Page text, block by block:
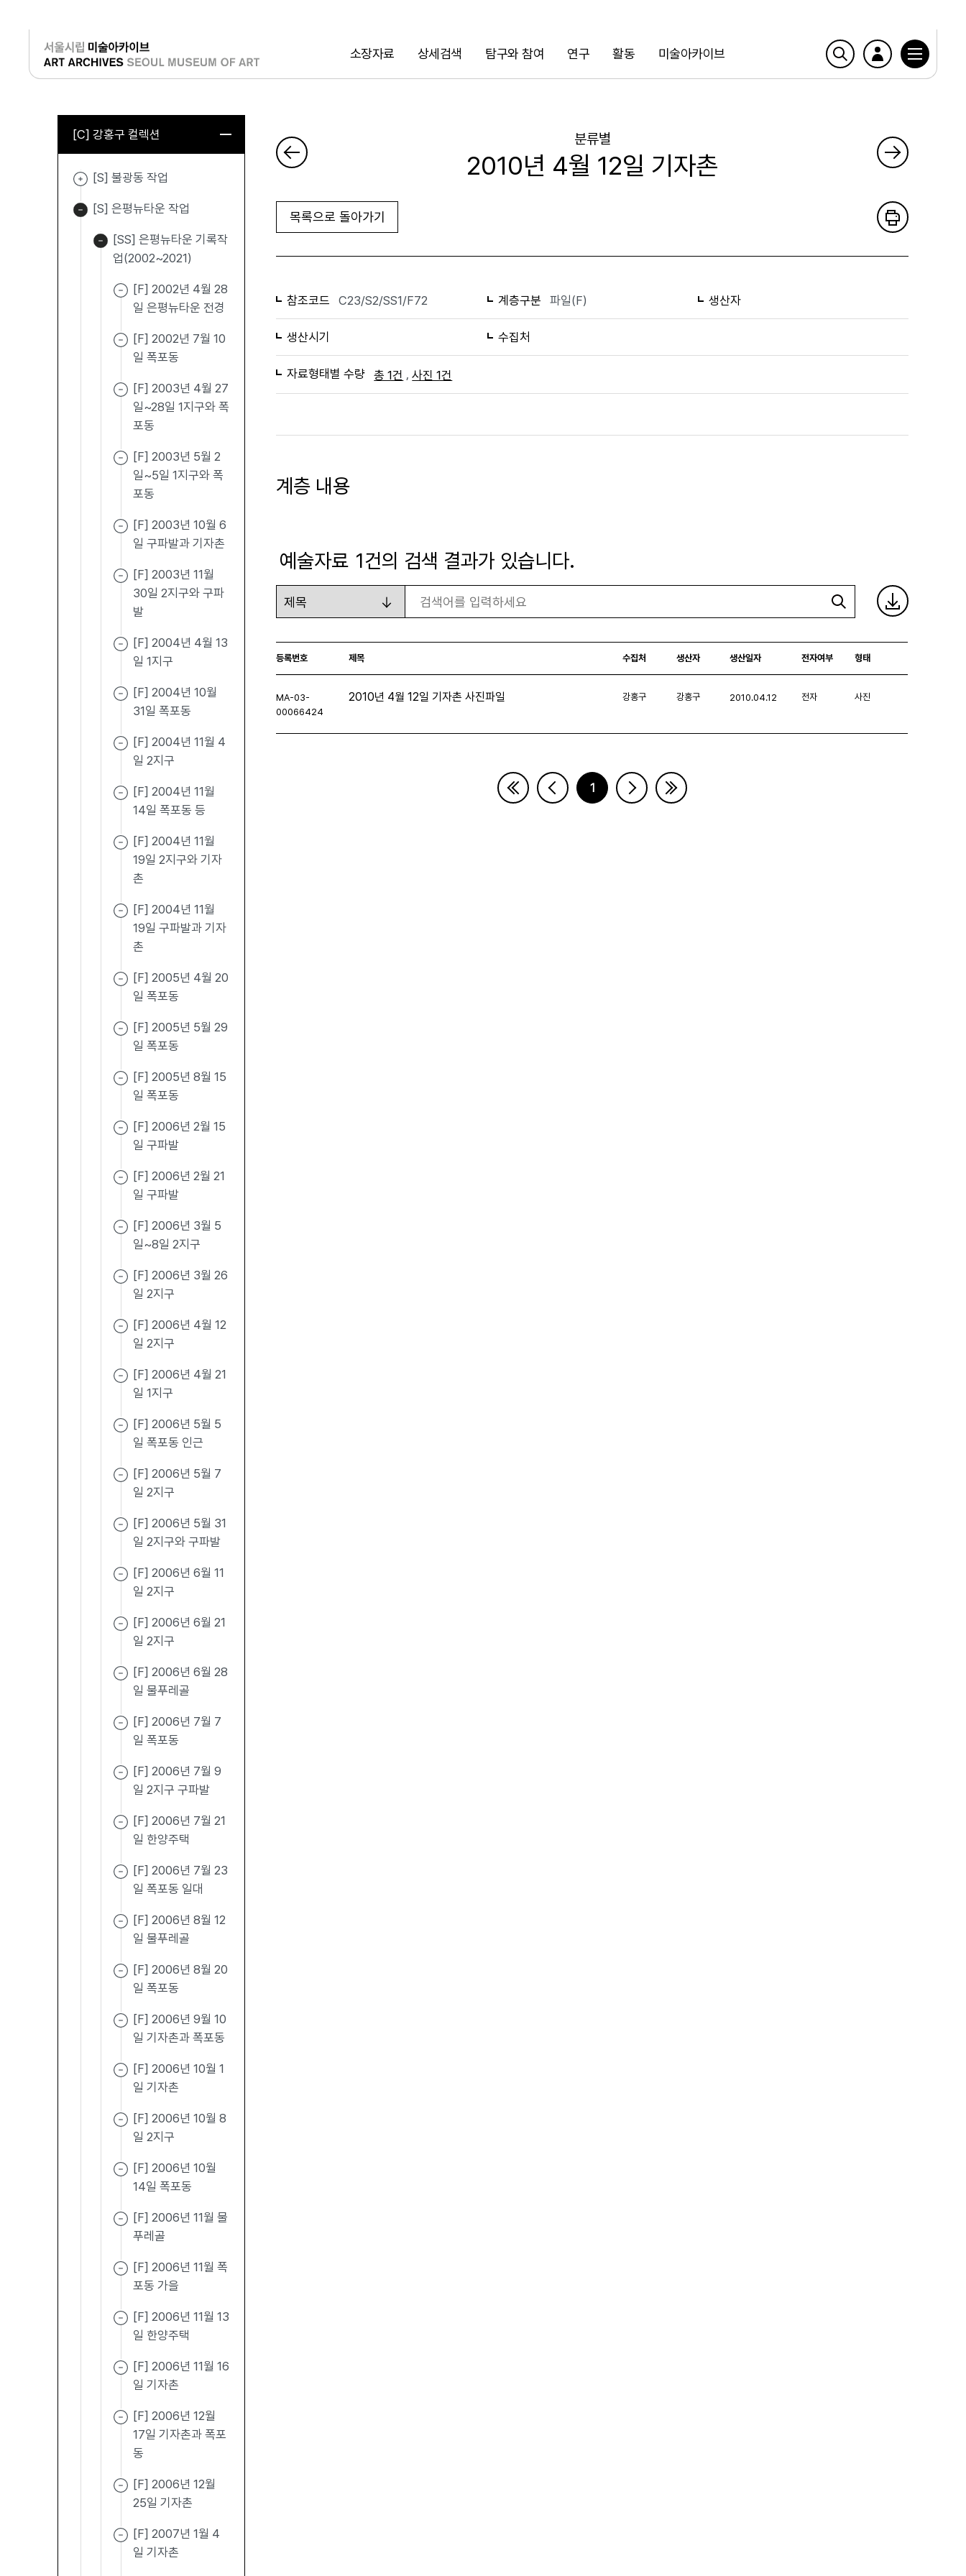
소장자료 상세검색 탐구와 참여 연구 활동 미술아카이브
검색
로그인
[C] 강홍구 컬렉션
[S] 불광동 작업
[S] 은평뉴타운 작업
[SS] 은평뉴타운 기록작
업(2002~2021)
[F] 2002년 4월 28
일 은평뉴타운 전경
[F] 2002년 7월 10
일 폭포동
[F] 2003년 4월 27
일~28일 1지구와 폭
포동
[F] 2003년 5월 2
일~5일 1지구와 폭
포동
[F] 2003년 10월 6
일 구파발과 기자촌
[F] 2003년 11월
30일 2지구와 구파
발
[F] 2004년 4월 13
일 1지구
[F] 2004년 10월
31일 폭포동
[F] 2004년 11월 4
일 2지구
[F] 2004년 11월
14일 폭포동 등
[F] 2004년 11월
19일 2지구와 기자
촌
[F] 2004년 11월
19일 구파발과 기자
촌
[F] 2005년 4월 20
일 폭포동
[F] 2005년 5월 29
일 폭포동
[F] 2005년 8월 15
일 폭포동
[F] 2006년 2월 15
일 구파발
[F] 2006년 2월 21
일 구파발
[F] 2006년 3월 5
일~8일 2지구
[F] 2006년 3월 26
일 2지구
[F] 2006년 4월 12
일 2지구
[F] 2006년 4월 21
일 1지구
[F] 2006년 5월 5
일 폭포동 인근
[F] 2006년 5월 7
일 2지구
[F] 2006년 5월 31
일 2지구와 구파발
[F] 2006년 6월 11
일 2지구
[F] 2006년 6월 21
일 2지구
[F] 2006년 6월 28
일 물푸레골
[F] 2006년 7월 7
일 폭포동
[F] 2006년 7월 9
일 2지구 구파발
[F] 2006년 7월 21
일 한양주택
[F] 2006년 7월 23
일 폭포동 일대
[F] 2006년 8월 12
일 물푸레골
[F] 2006년 8월 20
일 폭포동
[F] 2006년 9월 10
일 기자촌과 폭포동
[F] 2006년 10월 1
일 기자촌
[F] 2006년 10월 8
일 2지구
[F] 2006년 10월
14일 폭포동
[F] 2006년 11월 물
푸레골
[F] 2006년 11월 폭
포동 가을
[F] 2006년 11월 13
일 한양주택
[F] 2006년 11월 16
일 기자촌
[F] 2006년 12월
17일 기자촌과 폭포
동
[F] 2006년 12월
25일 기자촌
[F] 2007년 1월 4
일 기자촌
분류별
2010년 4월 12일 기자촌
목록으로 돌아가기
참조코드 C23/S2/SS1/F72 계층구분 파일(F) 생산자
생산시기 수집처
자료형태별 수량 총 1건 ,사진 1건
계층 내용
예술자료 1건의 검색 결과가 있습니다.
검색
등록번호 제목 수집처 생산자 생산일자 전자여부 형태
MA-03-
00066424
2010년 4월 12일 기자촌 사진파일 강홍구 강홍구 2010.04.12 전자 사진
처음페이지이전페이지 1